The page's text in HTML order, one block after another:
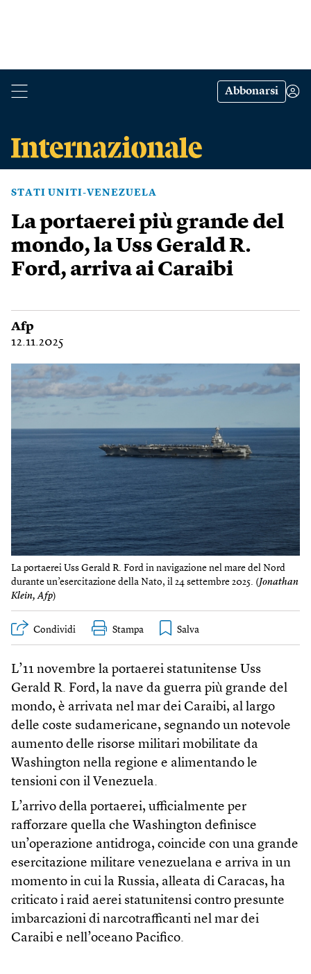
Abbonarsi
STATI UNITI-VENEZUELA
La portaerei più grande del
mondo, la Uss Gerald R.
Ford, arriva ai Caraibi
Afp
12.11.2025
La portaerei Uss Gerald R. Ford in navigazione nel mare del Nord
durante un’esercitazione della Nato, il 24 settembre 2025. (Jonathan
Klein, Afp)
Condividi Stampa
L’11 novembre la portaerei statunitense Uss
Gerald R. Ford, la nave da guerra più grande del
mondo, è arrivata nel mar dei Caraibi, al largo
delle coste sudamericane, segnando un notevole
aumento delle risorse militari mobilitate da
Washington nella regione e alimentando le
tensioni con il Venezuela.
L’arrivo della portaerei, ufficialmente per
rafforzare quella che Washington definisce
un’operazione antidroga, coincide con una grande
esercitazione militare venezuelana e arriva in un
momento in cui la Russia, alleata di Caracas, ha
criticato i raid aerei statunitensi contro presunte
imbarcazioni di narcotrafficanti nel mar dei
Caraibi e nell’oceano Pacifico.